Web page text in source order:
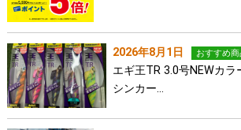
2026年8月1日 おすすめ商
エギ王TR 3.0号NEWカラ
シンカー…